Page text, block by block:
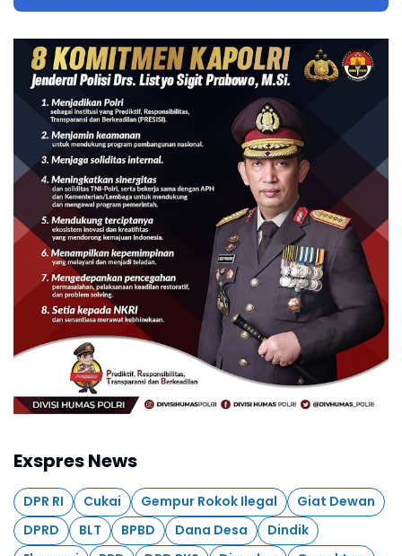
Exspres News
DPR RI Cukai Gempur Rokok Ilegal
Giat Dewan
DPRD
BLT BPBD Dana Desa
Dindik